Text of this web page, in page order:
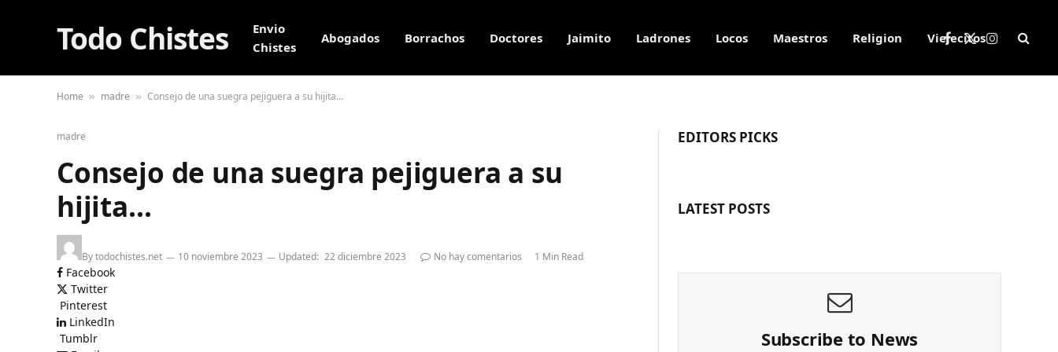
Todo Chistes
Envio
Chistes
Abogados Borrachos Doctores Jaimito Ladrones Locos Maestros Religion Viejecitos
Facebook
X
Instagram
Home » madre » Consejo de una suegra pejiguera a su hijita…
madre
Consejo de una suegra pejiguera a su
hijita…
Bytodochistes.net 10 noviembre 2023 Updated: 22 diciembre 2023 No hay comentarios 1 Min Read
Facebook
Twitter
Pinterest
LinkedIn
Tumblr
EDITORS PICKS
LATEST POSTS
Subscribe to News